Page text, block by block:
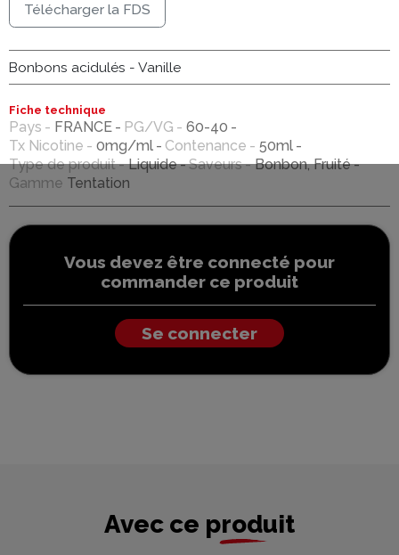
Télécharger la FDS
Bonbons acidulés - Vanille
Fiche technique
Pays FRANCE PG/VG
60-40
Tx Nicotine
0mg/ml Contenance
50ml
Type de produit
Liquide Saveurs
Bonbon, Fruité
Gamme Tentation
Vous devez être connecté pour
commander ce produit
Se connecter
Avec ce produit